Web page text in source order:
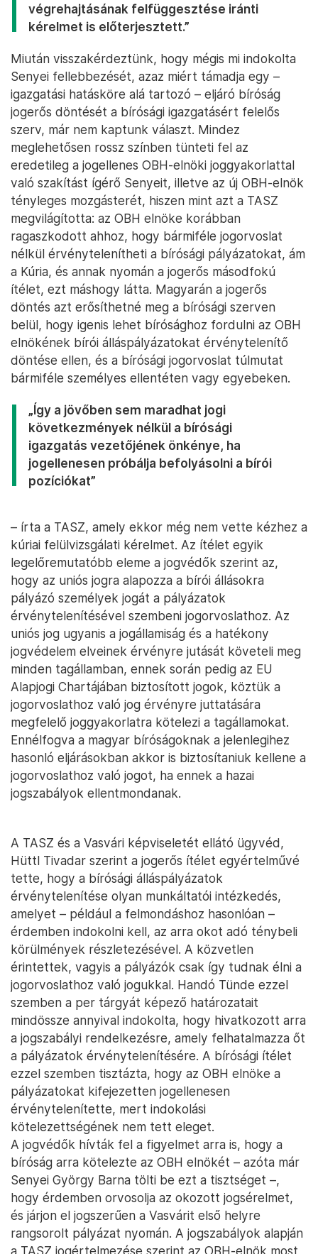
végrehajtásának felfüggesztése iránti
kérelmet is előterjesztett.”
Miután visszakérdeztünk, hogy mégis mi indokolta
Senyei fellebbezését, azaz miért támadja egy –
igazgatási hatásköre alá tartozó – eljáró bíróság
jogerős döntését a bírósági igazgatásért felelős
szerv, már nem kaptunk választ. Mindez
meglehetősen rossz színben tünteti fel az
eredetileg a jogellenes OBH-elnöki joggyakorlattal
való szakítást ígérő Senyeit, illetve az új OBH-elnök
tényleges mozgásterét, hiszen mint azt a TASZ
megvilágította: az OBH elnöke korábban
ragaszkodott ahhoz, hogy bármiféle jogorvoslat
nélkül érvénytelenítheti a bírósági pályázatokat, ám
a Kúria, és annak nyomán a jogerős másodfokú
ítélet, ezt máshogy látta. Magyarán a jogerős
döntés azt erősíthetné meg a bírósági szerven
belül, hogy igenis lehet bírósághoz fordulni az OBH
elnökének bírói álláspályázatokat érvénytelenítő
döntése ellen, és a bírósági jogorvoslat túlmutat
bármiféle személyes ellentéten vagy egyebeken.
„Így a jövőben sem maradhat jogi
következmények nélkül a bírósági
igazgatás vezetőjének önkénye, ha
jogellenesen próbálja befolyásolni a bírói
pozíciókat”
– írta a TASZ, amely ekkor még nem vette kézhez a
kúriai felülvizsgálati kérelmet. Az ítélet egyik
legelőremutatóbb eleme a jogvédők szerint az,
hogy az uniós jogra alapozza a bírói állásokra
pályázó személyek jogát a pályázatok
érvénytelenítésével szembeni jogorvoslathoz. Az
uniós jog ugyanis a jogállamiság és a hatékony
jogvédelem elveinek érvényre jutását követeli meg
minden tagállamban, ennek során pedig az EU
Alapjogi Chartájában biztosított jogok, köztük a
jogorvoslathoz való jog érvényre juttatására
megfelelő joggyakorlatra kötelezi a tagállamokat.
Ennélfogva a magyar bíróságoknak a jelenlegihez
hasonló eljárásokban akkor is biztosítaniuk kellene a
jogorvoslathoz való jogot, ha ennek a hazai
jogszabályok ellentmondanak.
A TASZ és a Vasvári képviseletét ellátó ügyvéd,
Hüttl Tivadar szerint a jogerős ítélet egyértelművé
tette, hogy a bírósági álláspályázatok
érvénytelenítése olyan munkáltatói intézkedés,
amelyet – például a felmondáshoz hasonlóan –
érdemben indokolni kell, az arra okot adó ténybeli
körülmények részletezésével. A közvetlen
érintettek, vagyis a pályázók csak így tudnak élni a
jogorvoslathoz való jogukkal. Handó Tünde ezzel
szemben a per tárgyát képező határozatait
mindössze annyival indokolta, hogy hivatkozott arra
a jogszabályi rendelkezésre, amely felhatalmazza őt
a pályázatok érvénytelenítésére. A bírósági ítélet
ezzel szemben tisztázta, hogy az OBH elnöke a
pályázatokat kifejezetten jogellenesen
érvénytelenítette, mert indokolási
kötelezettségének nem tett eleget.
A jogvédők hívták fel a figyelmet arra is, hogy a
bíróság arra kötelezte az OBH elnökét – azóta már
Senyei György Barna tölti be ezt a tisztséget –,
hogy érdemben orvosolja az okozott jogsérelmet,
és járjon el jogszerűen a Vasvárit első helyre
rangsorolt pályázat nyomán. A jogszabályok alapján
a TASZ jogértelmezése szerint az OBH-elnök most